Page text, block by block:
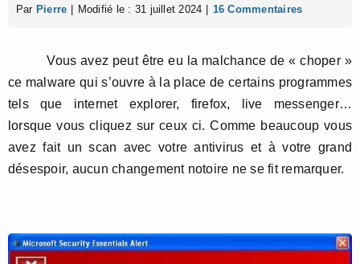
Par Pierre Modifié le : 31 juillet 2024 16 Commentaires
Vous avez peut être eu la malchance de « choper »
ce malware qui s’ouvre à la place de certains programmes
tels que internet explorer, firefox, live messenger…
lorsque vous cliquez sur ceux ci. Comme beaucoup vous
avez fait un scan avec votre antivirus et à votre grand
désespoir, aucun changement notoire ne se fit remarquer.